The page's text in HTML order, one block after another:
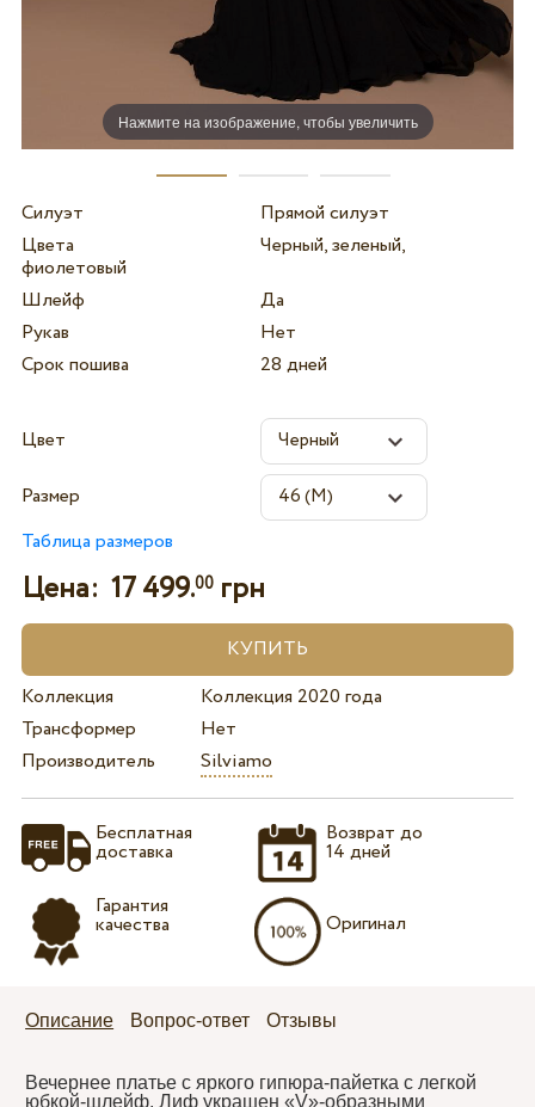
Нажмите на изображение, чтобы увеличить
Силуэт
Прямой силуэт
Цвета
Черный, зеленый,
фиолетовый
Шлейф
Да
Рукав
Нет
Срок пошива
28 дней
Цвет
Размер
Таблица размеров
Цена: 17 499.00грн
Коллекция
Коллекция 2020 года
Трансформер
Нет
Производитель
Silviamo
Бесплатная
доставка
Гарантия
качества
Возврат до
14 дней
Оригинал
Описание Вопрос-ответ Отзывы
Вечернее платье с яркого гипюра-пайетка с легкой
юбкой-шлейф. Лиф украшен «V»-образными